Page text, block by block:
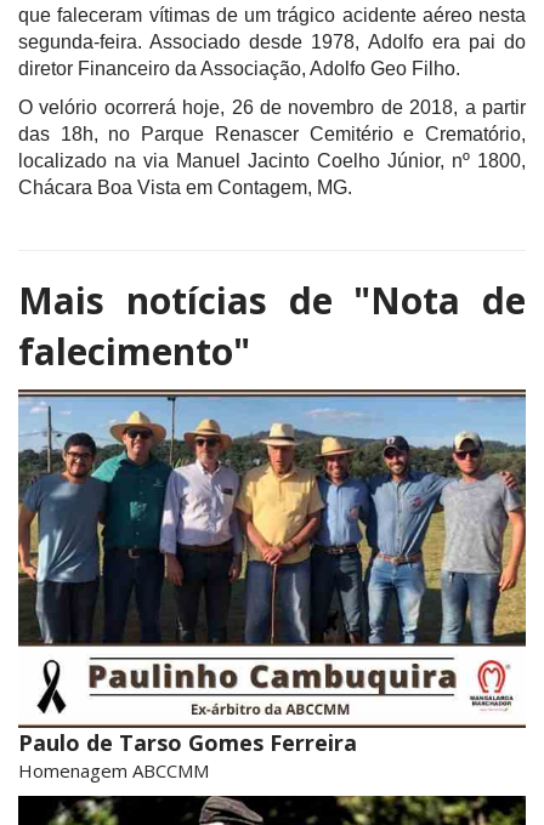
que faleceram vítimas de um trágico acidente aéreo nesta
segunda-feira. Associado desde 1978, Adolfo era pai do
diretor Financeiro da Associação, Adolfo Geo Filho.
O velório ocorrerá hoje, 26 de novembro de 2018, a partir
das 18h, no Parque Renascer Cemitério e Crematório,
localizado na via Manuel Jacinto Coelho Júnior, nº 1800,
Chácara Boa Vista em Contagem, MG.
Mais notícias de "Nota de
falecimento"
Paulo de Tarso Gomes Ferreira
Homenagem ABCCMM